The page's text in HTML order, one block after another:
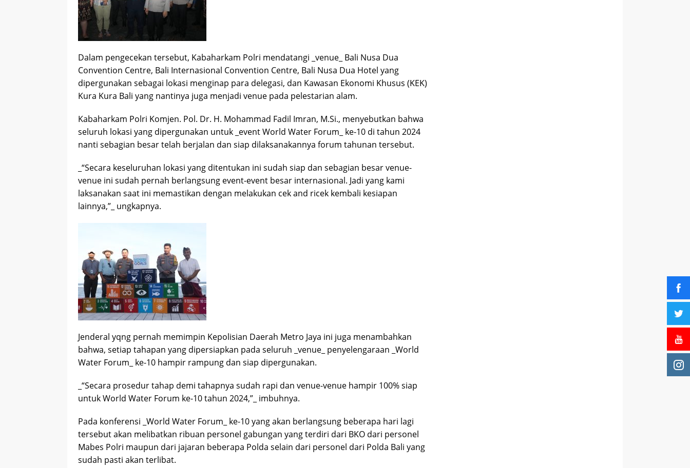
Dalam pengecekan tersebut, Kabaharkam Polri mendatangi _venue_ Bali Nusa Dua
Convention Centre, Bali Internasional Convention Centre, Bali Nusa Dua Hotel yang
dipergunakan sebagai lokasi menginap para delegasi, dan Kawasan Ekonomi Khusus (KEK)
Kura Kura Bali yang nantinya juga menjadi venue pada pelestarian alam.
Kabaharkam Polri Komjen. Pol. Dr. H. Mohammad Fadil Imran, M.Si., menyebutkan bahwa
seluruh lokasi yang dipergunakan untuk _event World Water Forum_ ke-10 di tahun 2024
nanti sebagian besar telah berjalan dan siap dilaksanakannya forum tahunan tersebut.
_“Secara keseluruhan lokasi yang ditentukan ini sudah siap dan sebagian besar venue-
venue ini sudah pernah berlangsung event-event besar internasional. Jadi yang kami
laksanakan saat ini memastikan dengan melakukan cek and ricek kembali kesiapan
lainnya,”_ ungkapnya.
Jenderal yqng pernah memimpin Kepolisian Daerah Metro Jaya ini juga menambahkan
bahwa, setiap tahapan yang dipersiapkan pada seluruh _venue_ penyelengaraan _World
Water Forum_ ke-10 hampir rampung dan siap dipergunakan.
_“Secara prosedur tahap demi tahapnya sudah rapi dan venue-venue hampir 100% siap
untuk World Water Forum ke-10 tahun 2024,”_ imbuhnya.
Pada konferensi _World Water Forum_ ke-10 yang akan berlangsung beberapa hari lagi
tersebut akan melibatkan ribuan personel gabungan yang terdiri dari BKO dari personel
Mabes Polri maupun dari jajaran beberapa Polda selain dari personel dari Polda Bali yang
sudah pasti akan terlibat.